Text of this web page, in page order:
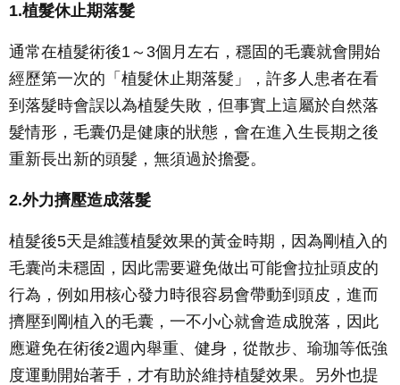
1.植髮休止期落髮
通常在植髮術後1～3個月左右，穩固的毛囊就會開始
經歷第一次的「植髮休止期落髮」，許多人患者在看
到落髮時會誤以為植髮失敗，但事實上這屬於自然落
髮情形，毛囊仍是健康的狀態，會在進入生長期之後
重新長出新的頭髮，無須過於擔憂。
2.外力擠壓造成落髮
植髮後5天是維護植髮效果的黃金時期，因為剛植入的
毛囊尚未穩固，因此需要避免做出可能會拉扯頭皮的
行為，例如用核心發力時很容易會帶動到頭皮，進而
擠壓到剛植入的毛囊，一不小心就會造成脫落，因此
應避免在術後2週內舉重、健身，從散步、瑜珈等低強
度運動開始著手，才有助於維持植髮效果。另外也提